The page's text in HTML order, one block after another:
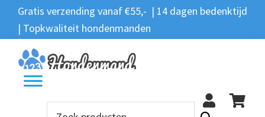
Spring
naar
de
hoofdnavigatie
Door
naar
de
hoofd
inhoud
Spring
naar
de
eerste
sidebar
Spring
naar
de
voettekst
Gratis verzending vanaf €55,- | 14 dagen bedenktijd
| Topkwaliteit hondenmanden
Zoeken
Zoeken
naar: